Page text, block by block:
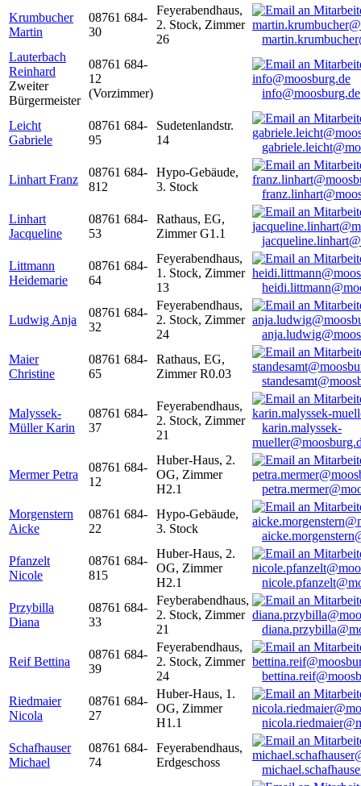
Krumbucher
Martin
08761 684-
30
Feyerabendhaus,
2. Stock, Zimmer
26
Lauterbach
Reinhard
Zweiter
Bürgermeister
08761 684-
12
(Vorzimmer)
info@moosburg.de
Leicht
Gabriele
08761 684-
95
Sudetenlandstr.
14
Linhart Franz
08761 684-
812
Hypo-Gebäude,
3. Stock
Linhart
Jacqueline
08761 684-
53
Rathaus, EG,
Zimmer G1.1
Littmann
Heidemarie
08761 684-
64
Feyerabendhaus,
1. Stock, Zimmer
13
Ludwig Anja
08761 684-
32
Feyerabendhaus,
2. Stock, Zimmer
24
Maier
Christine
08761 684-
65
Rathaus, EG,
Zimmer R0.03
Malyssek-
Müller Karin
08761 684-
37
Feyerabendhaus,
2. Stock, Zimmer
21
karin.malyssek-
Mermer Petra
08761 684-
12
Huber-Haus, 2.
OG, Zimmer
H2.1
Morgenstern
Aicke
08761 684-
22
Hypo-Gebäude,
3. Stock
Pfanzelt
Nicole
08761 684-
815
Huber-Haus, 2.
OG, Zimmer
H2.1
Przybilla
Diana
08761 684-
33
Feyberabendhaus,
2. Stock, Zimmer
21
Reif Bettina
08761 684-
39
Feyerabendhaus,
2. Stock, Zimmer
24
Riedmaier
Nicola
08761 684-
27
Huber-Haus, 1.
OG, Zimmer
H1.1
Schafhauser
Michael
08761 684-
74
Feyerabendhaus,
Erdgeschoss